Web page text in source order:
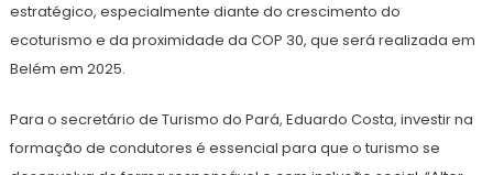
estratégico, especialmente diante do crescimento do
ecoturismo e da proximidade da COP 30, que será realizada em
Belém em 2025.
Para o secretário de Turismo do Pará, Eduardo Costa, investir na
formação de condutores é essencial para que o turismo se